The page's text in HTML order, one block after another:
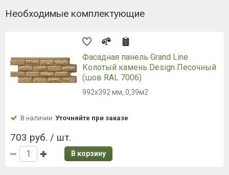
Необходимые комплектующие
Фасадная панель Grand Line
Колотый камень Design Песочный
(шов RAL 7006)
992х392 мм, 0,39м2
В наличии: Уточняйте при заказе
703 руб. / шт.
В корзину